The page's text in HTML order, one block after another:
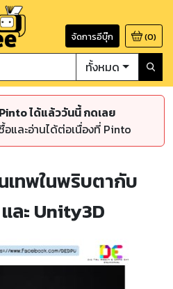
จัดการอีบุ๊ก (0)
ทั้งหมด
ได้แล้ววันนี้ กดเลย
และอ่านได้ต่อเนื่องที่ Pinto
เทพในพริบตากับ
ละ Unity3D